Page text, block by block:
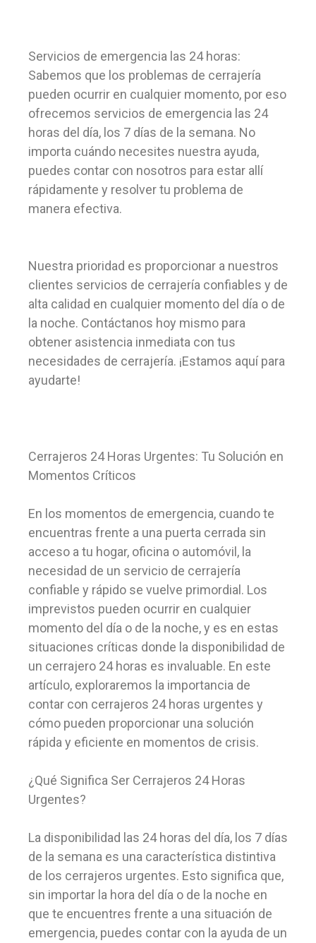
Servicios de emergencia las 24 horas:
Sabemos que los problemas de cerrajería
pueden ocurrir en cualquier momento, por eso
ofrecemos servicios de emergencia las 24
horas del día, los 7 días de la semana. No
importa cuándo necesites nuestra ayuda,
puedes contar con nosotros para estar allí
rápidamente y resolver tu problema de
manera efectiva.
Nuestra prioridad es proporcionar a nuestros
clientes servicios de cerrajería confiables y de
alta calidad en cualquier momento del día o de
la noche. Contáctanos hoy mismo para
obtener asistencia inmediata con tus
necesidades de cerrajería. ¡Estamos aquí para
ayudarte!
Cerrajeros 24 Horas Urgentes: Tu Solución en
Momentos Críticos
En los momentos de emergencia, cuando te
encuentras frente a una puerta cerrada sin
acceso a tu hogar, oficina o automóvil, la
necesidad de un servicio de cerrajería
confiable y rápido se vuelve primordial. Los
imprevistos pueden ocurrir en cualquier
momento del día o de la noche, y es en estas
situaciones críticas donde la disponibilidad de
un cerrajero 24 horas es invaluable. En este
artículo, exploraremos la importancia de
contar con cerrajeros 24 horas urgentes y
cómo pueden proporcionar una solución
rápida y eficiente en momentos de crisis.
¿Qué Significa Ser Cerrajeros 24 Horas
Urgentes?
La disponibilidad las 24 horas del día, los 7 días
de la semana es una característica distintiva
de los cerrajeros urgentes. Esto significa que,
sin importar la hora del día o de la noche en
que te encuentres frente a una situación de
emergencia, puedes contar con la ayuda de un